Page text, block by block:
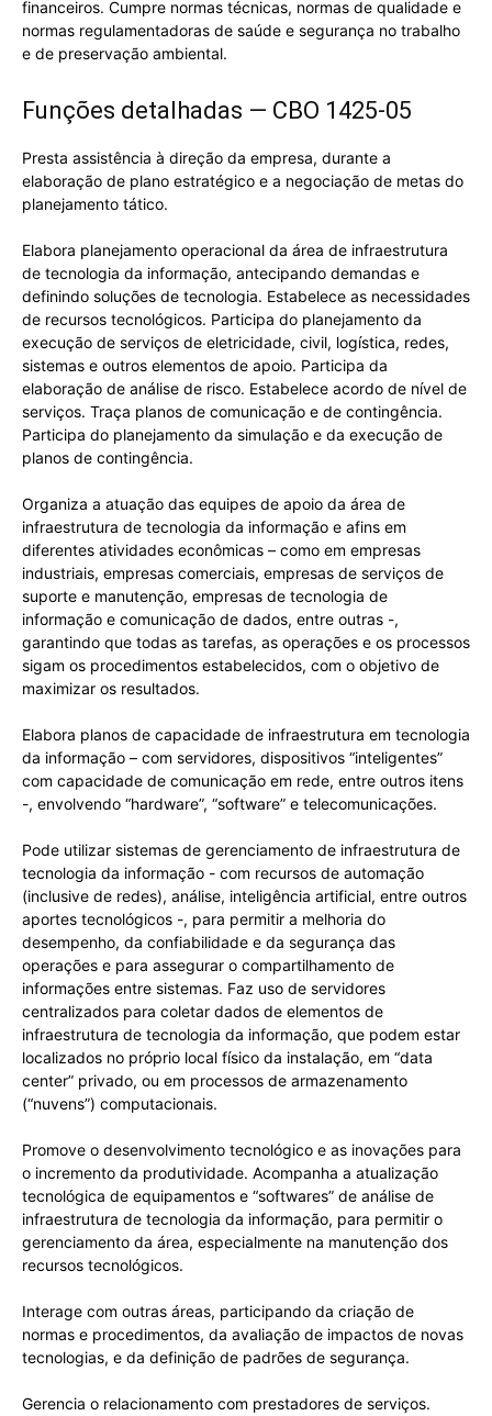
financeiros. Cumpre normas técnicas, normas de qualidade e
normas regulamentadoras de saúde e segurança no trabalho
e de preservação ambiental.
Funções detalhadas — CBO 1425-05
Presta assistência à direção da empresa, durante a
elaboração de plano estratégico e a negociação de metas do
planejamento tático.
Elabora planejamento operacional da área de infraestrutura
de tecnologia da informação, antecipando demandas e
definindo soluções de tecnologia. Estabelece as necessidades
de recursos tecnológicos. Participa do planejamento da
execução de serviços de eletricidade, civil, logística, redes,
sistemas e outros elementos de apoio. Participa da
elaboração de análise de risco. Estabelece acordo de nível de
serviços. Traça planos de comunicação e de contingência.
Participa do planejamento da simulação e da execução de
planos de contingência.
Organiza a atuação das equipes de apoio da área de
infraestrutura de tecnologia da informação e afins em
diferentes atividades econômicas – como em empresas
industriais, empresas comerciais, empresas de serviços de
suporte e manutenção, empresas de tecnologia de
informação e comunicação de dados, entre outras -,
garantindo que todas as tarefas, as operações e os processos
sigam os procedimentos estabelecidos, com o objetivo de
maximizar os resultados.
Elabora planos de capacidade de infraestrutura em tecnologia
da informação – com servidores, dispositivos “inteligentes”
com capacidade de comunicação em rede, entre outros itens
-, envolvendo “hardware”, “software” e telecomunicações.
Pode utilizar sistemas de gerenciamento de infraestrutura de
tecnologia da informação - com recursos de automação
(inclusive de redes), análise, inteligência artificial, entre outros
aportes tecnológicos -, para permitir a melhoria do
desempenho, da confiabilidade e da segurança das
operações e para assegurar o compartilhamento de
informações entre sistemas. Faz uso de servidores
centralizados para coletar dados de elementos de
infraestrutura de tecnologia da informação, que podem estar
localizados no próprio local físico da instalação, em “data
center” privado, ou em processos de armazenamento
(“nuvens”) computacionais.
Promove o desenvolvimento tecnológico e as inovações para
o incremento da produtividade. Acompanha a atualização
tecnológica de equipamentos e “softwares” de análise de
infraestrutura de tecnologia da informação, para permitir o
gerenciamento da área, especialmente na manutenção dos
recursos tecnológicos.
Interage com outras áreas, participando da criação de
normas e procedimentos, da avaliação de impactos de novas
tecnologias, e da definição de padrões de segurança.
Gerencia o relacionamento com prestadores de serviços.